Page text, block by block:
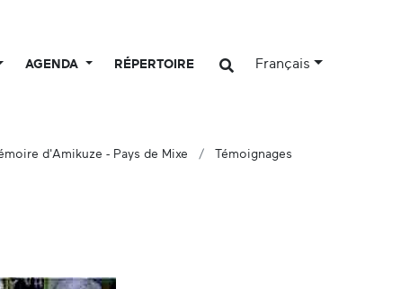
AGENDA RÉPERTOIRE Français
d'Amikuze - Pays de Mixe
Témoignages